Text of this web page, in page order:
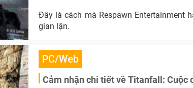
Đây là cách mà Respawn Entertainment
gian lận.
PC/Web
Cảm nhận chi tiết về Titanfall: Cuộc